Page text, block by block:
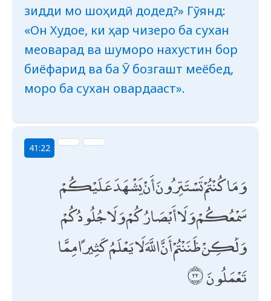
зидди мо шоҳидӣ додед?» Гӯянд:
«Он Худое, ки ҳар чизеро ба сухан
меоварад ва шуморо нахустин бор
биёфарид ва ба Ӯ бозгашт меёбед,
моро ба сухан овардааст».
41:22
وَمَا كُنْتُمْ تَسْتَتِرُونَ أَنْ يَشْهَدَ عَلَيْكُمْ
سَمْعُكُمْ وَلَا أَبْصَارُكُمْ وَلَا جُلُودُكُمْ
وَلَٰكِنْ ظَنَنْتُمْ أَنَّ اللَّهَ لَا يَعْلَمُ كَثِيرًا مِمَّا
تَعْمَلُونَ